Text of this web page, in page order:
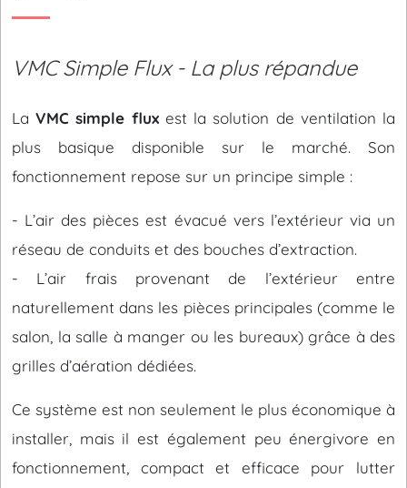
VMC Simple Flux - La plus répandue
LaVMC simple fluxest la solution de ventilation la
plus basique disponible sur le marché. Son
fonctionnement repose sur un principe simple :
- L’air des pièces est évacué vers l’extérieur via un
réseau de conduits et des bouches d’extraction.
- L’air frais provenant de l’extérieur entre
naturellement dans les pièces principales (comme le
salon, la salle à manger ou les bureaux) grâce à des
grilles d’aération dédiées.
Ce système est non seulement le plus économique à
installer, mais il est également peu énergivore en
fonctionnement, compact et efficace pour lutter